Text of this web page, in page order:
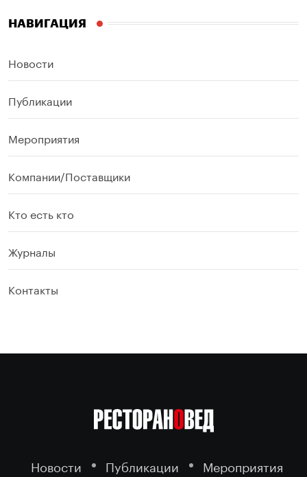
НАВИГАЦИЯ
Новости
Публикации
Мероприятия
Компании/Поставщики
Кто есть кто
Журналы
Контакты
Новости Публикации
Мероприятия